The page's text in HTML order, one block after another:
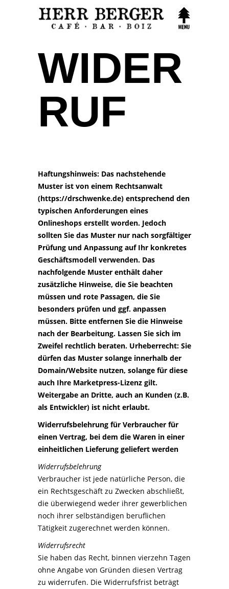
WIDER
RUF
Haftungshinweis: Das nachstehende
Muster ist von einem Rechtsanwalt
(https://drschwenke.de) entsprechend den
typischen Anforderungen eines
Onlineshops erstellt worden. Jedoch
sollten Sie das Muster nur nach sorgfältiger
Prüfung und Anpassung auf Ihr konkretes
Geschäftsmodell verwenden. Das
nachfolgende Muster enthält daher
zusätzliche Hinweise, die Sie beachten
müssen und rote Passagen, die Sie
besonders prüfen und ggf. anpassen
müssen. Bitte entfernen Sie die Hinweise
nach der Bearbeitung. Lassen Sie sich im
Zweifel rechtlich beraten. Urheberrecht: Sie
dürfen das Muster solange innerhalb der
Domain/Website nutzen, solange für diese
auch Ihre Marketpress-Lizenz gilt.
Weitergabe an Dritte, auch an Kunden (z.B.
als Entwickler) ist nicht erlaubt.
Widerrufsbelehrung für Verbraucher für
einen Vertrag, bei dem die Waren in einer
einheitlichen Lieferung geliefert werden
Widerrufsbelehrung
Verbraucher ist jede natürliche Person, die
ein Rechtsgeschäft zu Zwecken abschließt,
die überwiegend weder ihrer gewerblichen
noch ihrer selbständigen beruflichen
Tätigkeit zugerechnet werden können.
Widerrufsrecht
Sie haben das Recht, binnen vierzehn Tagen
ohne Angabe von Gründen diesen Vertrag
zu widerrufen. Die Widerrufsfrist beträgt